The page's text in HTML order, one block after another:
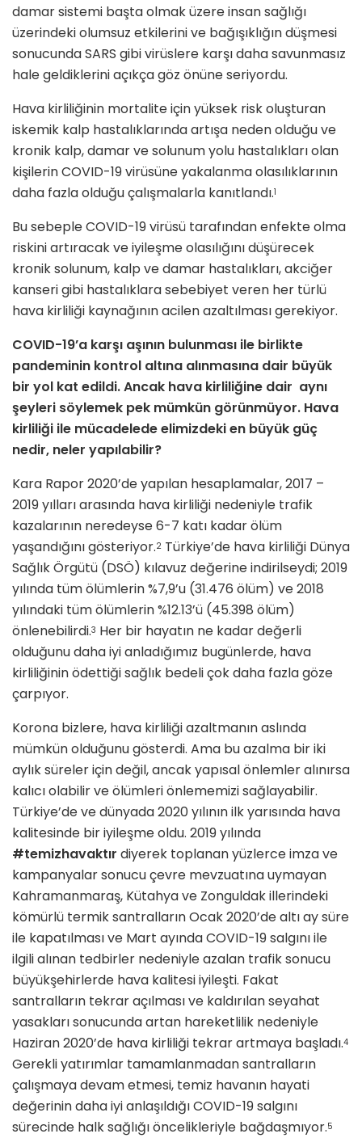
damar sistemi başta olmak üzere insan sağlığı
üzerindeki olumsuz etkilerini ve bağışıklığın düşmesi
sonucunda SARS gibi virüslere karşı daha savunmasız
hale geldiklerini açıkça göz önüne seriyordu.
Hava kirliliğinin mortalite için yüksek risk oluşturan
iskemik kalp hastalıklarında artışa neden olduğu ve
kronik kalp, damar ve solunum yolu hastalıkları olan
kişilerin COVID-19 virüsüne yakalanma olasılıklarının
daha fazla olduğu çalışmalarla kanıtlandı.1
Bu sebeple COVID-19 virüsü tarafından enfekte olma
riskini artıracak ve iyileşme olasılığını düşürecek
kronik solunum, kalp ve damar hastalıkları, akciğer
kanseri gibi hastalıklara sebebiyet veren her türlü
hava kirliliği kaynağının acilen azaltılması gerekiyor.
COVID-19’a karşı aşının bulunması ile birlikte
pandeminin kontrol altına alınmasına dair büyük
bir yol kat edildi. Ancak hava kirliliğine dair aynı
şeyleri söylemek pek mümkün görünmüyor. Hava
kirliliği ile mücadelede elimizdeki en büyük güç
nedir, neler yapılabilir?
Kara Rapor 2020’de yapılan hesaplamalar, 2017 –
2019 yılları arasında hava kirliliği nedeniyle trafik
kazalarının neredeyse 6-7 katı kadar ölüm
yaşandığını gösteriyor.2 Türkiye’de hava kirliliği Dünya
Sağlık Örgütü (DSÖ) kılavuz değerine indirilseydi; 2019
yılında tüm ölümlerin %7,9’u (31.476 ölüm) ve 2018
yılındaki tüm ölümlerin %12.13’ü (45.398 ölüm)
önlenebilirdi.3 Her bir hayatın ne kadar değerli
olduğunu daha iyi anladığımız bugünlerde, hava
kirliliğinin ödettiği sağlık bedeli çok daha fazla göze
çarpıyor.
Korona bizlere, hava kirliliği azaltmanın aslında
mümkün olduğunu gösterdi. Ama bu azalma bir iki
aylık süreler için değil, ancak yapısal önlemler alınırsa
kalıcı olabilir ve ölümleri önlememizi sağlayabilir.
Türkiye’de ve dünyada 2020 yılının ilk yarısında hava
kalitesinde bir iyileşme oldu. 2019 yılında
#temizhavaktır diyerek toplanan yüzlerce imza ve
kampanyalar sonucu çevre mevzuatına uymayan
Kahramanmaraş, Kütahya ve Zonguldak illerindeki
kömürlü termik santralların Ocak 2020’de altı ay süre
ile kapatılması ve Mart ayında COVID-19 salgını ile
ilgili alınan tedbirler nedeniyle azalan trafik sonucu
büyükşehirlerde hava kalitesi iyileşti. Fakat
santralların tekrar açılması ve kaldırılan seyahat
yasakları sonucunda artan hareketlilik nedeniyle
Haziran 2020’de hava kirliliği tekrar artmaya başladı.4
Gerekli yatırımlar tamamlanmadan santralların
çalışmaya devam etmesi, temiz havanın hayati
değerinin daha iyi anlaşıldığı COVID-19 salgını
sürecinde halk sağlığı öncelikleriyle bağdaşmıyor.5